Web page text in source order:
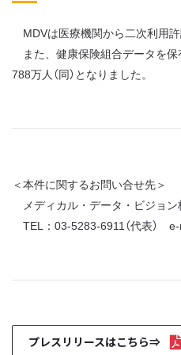
MDVは医療機関から二次利用許
また、健康保険組合データを保
788万人（同）となりました。
＜本件に関するお問い合せ先＞
メディカル・データ・ビジョ
TEL：03-5283-6911（代表）
プレスリリースはこちら⇒